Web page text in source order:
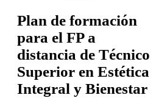
Plan de formación
para el FP a
distancia de Técnico
Superior en Estética
Integral y Bienestar